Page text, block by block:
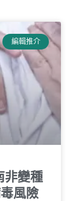
編輯推介
非變種
風險